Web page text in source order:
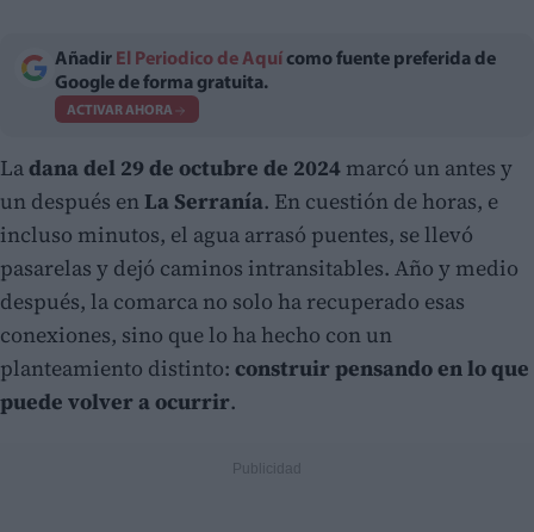
Añadir El Periodico de Aquí como fuente preferida de
Google de forma gratuita.
ACTIVAR AHORA
Ladana del 29 de octubre de 2024 marcó un antes y
un después enLa Serranía. En cuestión de horas, e
incluso minutos, el agua arrasó puentes, se llevó
pasarelas y dejó caminos intransitables. Año y medio
después, la comarca no solo ha recuperado esas
conexiones, sino que lo ha hecho con un
planteamiento distinto: construir pensando en lo que
puede volver a ocurrir.